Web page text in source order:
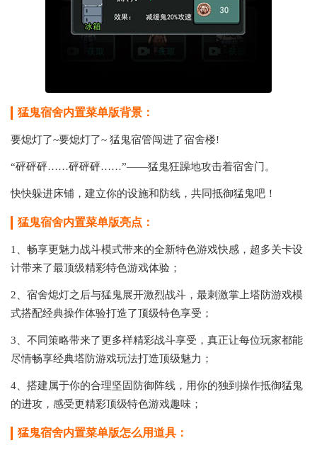
猛鬼宿舍内置菜单版背景：
要熄灯了~要熄灯了~ 猛鬼宿管闯进了宿舍楼!
“砰砰砰……砰砰砰……”——猛鬼狂躁地攻击着宿舍门。
快快躲进床铺，建立你的设施和防线，共同抵御猛鬼吧！
猛鬼宿舍内置菜单版亮点：
1、畅享更魅力战斗模式带来的全新特色游戏快感，超多关卡设
计带来了最顶级精彩特色游戏体验；
2、宿舍熄灯之后与猛鬼展开激烈战斗，最刺激掌上塔防游戏模
式搭配经典操作体验打造了顶级特色享受；
3、不同策略带来了更多样精彩战斗享受，真正让每位玩家都能
尽情畅享经典塔防游戏玩法打造顶级魅力；
4、搭建属于你的合理坚固防御阵线，用你的独到操作抵御猛鬼
的进攻，感受更精彩顶级特色游戏趣味；
猛鬼宿舍内置菜单版怎么用道具：